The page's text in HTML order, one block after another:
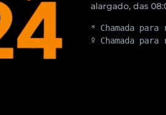
alargado, das
* Chamada
º Chamada